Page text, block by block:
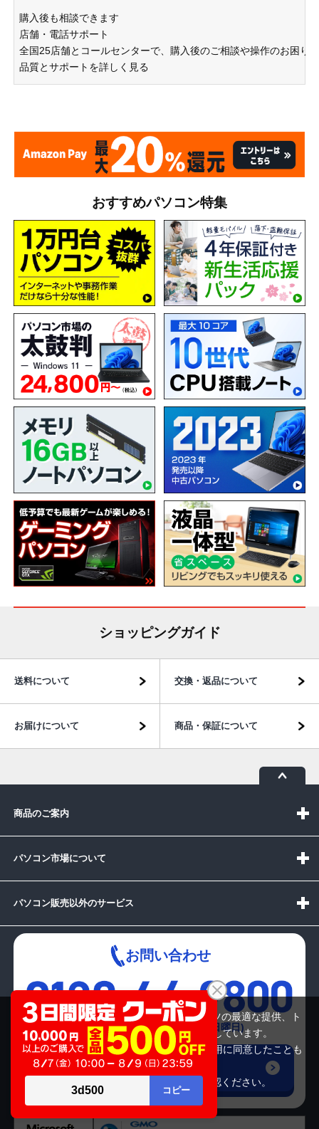
購入後も相談できます
店舗・電話サポート
全国25店舗とコールセンターで、購入後のご相談や操作のお困り
品質とサポートを詳しく見る
おすすめパソコン特集
ショッピングガイド
送料について 交換・返品について
お届けについて 商品・保証について
商品のご案内
パソコン市場について
パソコン販売以外のサービス
お問い合わせ
受付時間：10:00~19:00(休業:日曜日)
メールでの
お問い合わせはこちら
当サイトでは利用体験の向上およびコンテンツの最適な提供、ト
ラフィックの分析を目的としてCookieを使用しています。
サイトの閲覧を継続された場合、Cookieの利用に同意したことも
のといたします。
をご確認ください。
承諾する